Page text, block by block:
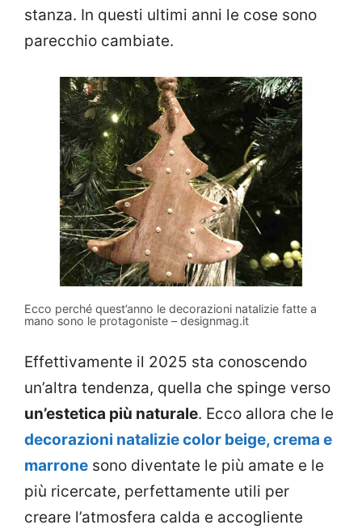
stanza. In questi ultimi anni le cose sono
parecchio cambiate.
Ecco perché quest’anno le decorazioni natalizie fatte a
mano sono le protagoniste – designmag.it
Effettivamente il 2025 sta conoscendo
un’altra tendenza, quella che spinge verso
un’estetica più naturale. Ecco allora che le
decorazioni natalizie color beige, crema e
marrone sono diventate le più amate e le
più ricercate, perfettamente utili per
creare l’atmosfera calda e accogliente